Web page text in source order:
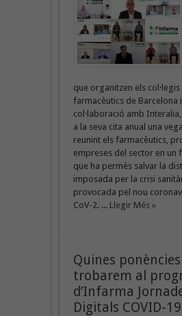
que organitzen els
farmacèutics de Barcelona
col·laboració amb
a la seva cita anual una
reunint els farmacèutics,
empreses del sector en un
que ha permès salvar la
imposada per la crisi
provocada pel nou
CoV-2. ... Llegir Més »
Quines ponències
trobarem al
d’Infarma
Digitals COVID-